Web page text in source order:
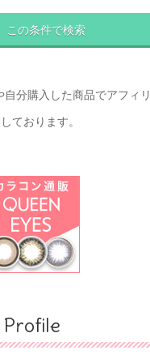
分購入した商品でアフィリ
ております。
Profile